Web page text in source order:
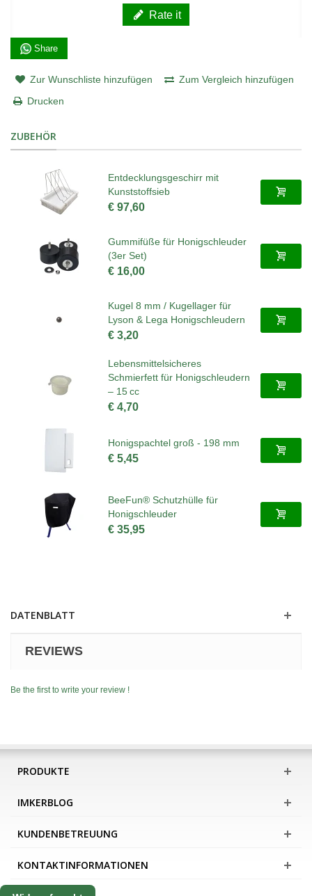
Rate it
Share
Zur Wunschliste hinzufügen
Zum Vergleich hinzufügen
Drucken
ZUBEHÖR
Entdecklungsgeschirr mit
Kunststoffsieb
€ 97,60
Gummifüße für Honigschleuder
(3er Set)
€ 16,00
Kugel 8 mm / Kugellager für
Lyson & Lega Honigschleudern
€ 3,20
Lebensmittelsicheres
Schmierfett für Honigschleudern
– 15 cc
€ 4,70
Honigspachtel groß - 198 mm
€ 5,45
BeeFun® Schutzhülle für
Honigschleuder
€ 35,95
DATENBLATT
REVIEWS
Be the first to write your review !
PRODUKTE
IMKERBLOG
KUNDENBETREUUNG
KONTAKTINFORMATIONEN